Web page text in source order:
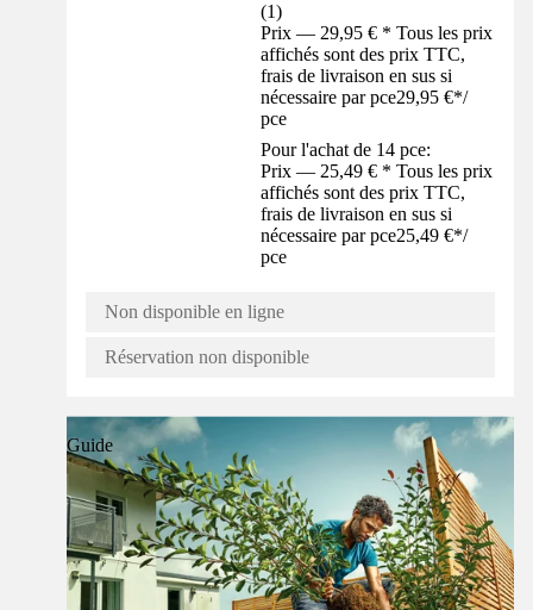
(1)
Prix — 29,95 € * Tous les prix
affichés sont des prix TTC,
frais de livraison en sus si
nécessaire par pce29,95 €*/
pce
Pour l'achat de 14 pce:
Prix — 25,49 € * Tous les prix
affichés sont des prix TTC,
frais de livraison en sus si
nécessaire par pce25,49 €*/
pce
Non disponible en ligne
Réservation non disponible
Guide